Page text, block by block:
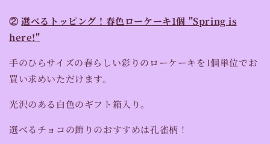
② 選べるトッピング！春色ローケーキ1個 "Spring is
here!"
手のひらサイズの春らしい彩りのローケーキを1個単位でお
買い求めいただけます。
光沢のある白色のギフト箱入り。
選べるチョコの飾りのおすすめは孔雀柄！